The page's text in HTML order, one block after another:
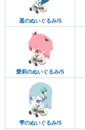
遥のぬいぐるみ/S
愛莉のぬいぐるみ/S
雫のぬいぐるみ/S